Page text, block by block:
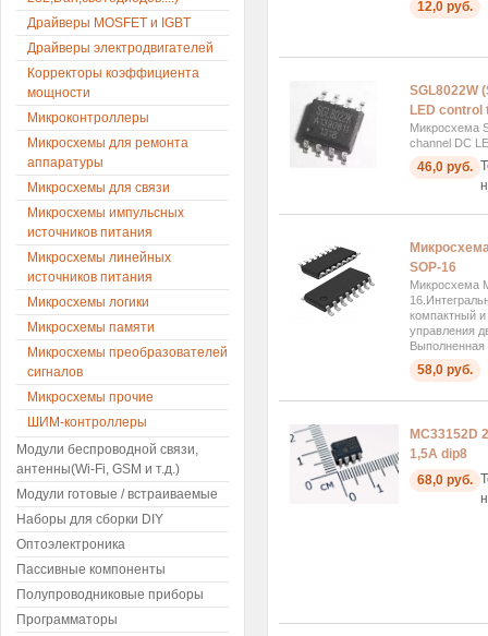
12,0 руб.
SGL8022W
LED control
Микросхема
channel DC
46,0 руб.
SOP-16
Микросхема
компактный
управления
58,0 руб.
MC33152D
1,5А dip8
68,0 руб.
Драйверы MOSFET и IGBT
Драйверы электродвигателей
Корректоры коэффициента
мощности
Микроконтроллеры
Микросхемы для ремонта
аппаратуры
Микросхемы для связи
Микросхемы импульсных
источников питания
Микросхемы линейных
источников питания
Микросхемы логики
Микросхемы памяти
Микросхемы преобразователей
сигналов
Микросхемы прочие
ШИМ-контроллеры
Модули беспроводной связи,
антенны(Wi-Fi, GSM и т.д.)
Модули готовые / встраиваемые
Наборы для сборки DIY
Оптоэлектроника
Пассивные компоненты
Полупроводниковые приборы
Программаторы